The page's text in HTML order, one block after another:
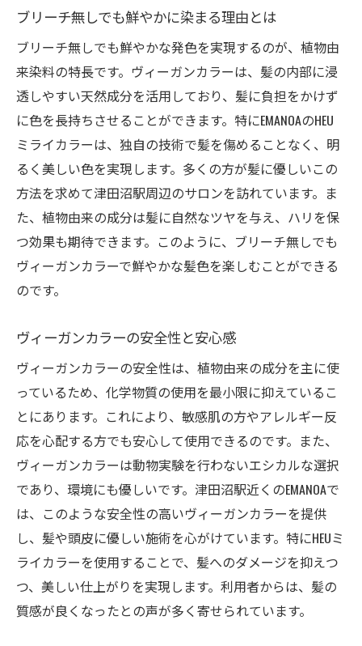
体験者の声を集めて
敏感肌でも安心！ヴィーガンカラーがもたらす
エコで健康的な美しさ
敏感肌に優しい成分の秘密
化学物質不使用の安心感
ヴィーガンカラーと地球環境保護
エコ志向のライフスタイル提案
肌トラブルを避ける選択肢
自然派志向の人におすすめの理由
EMANOAのHEUミライカラーで実現する自然な色合
自然な色合いを引き出す技術
髪の健康を守る成分
EMANOAのこだわりと信頼性
顧客の声から見える効果
健康的な髪を保つ秘訣
ヘアカラー革命！ブリーチ不要のヴィーガンカ
ラーで環境に優しい選択を
ヴィーガンカラーが変えるヘアカラーの常
識
環境に配慮した成分と製造過程
持続可能な美しさを選ぶ理由
ブリーチ無しでも鮮やかに染まる理由とは
ブリーチ無しでも鮮やかな発色を実現するのが、植物由
来染料の特長です。ヴィーガンカラーは、髪の内部に浸
透しやすい天然成分を活用しており、髪に負担をかけず
に色を長持ちさせることができます。特にEMANOAのHEU
ミライカラーは、独自の技術で髪を傷めることなく、明
るく美しい色を実現します。多くの方が髪に優しいこの
方法を求めて津田沼駅周辺のサロンを訪れています。ま
た、植物由来の成分は髪に自然なツヤを与え、ハリを保
つ効果も期待できます。このように、ブリーチ無しでも
ヴィーガンカラーで鮮やかな髪色を楽しむことができる
のです。
ヴィーガンカラーの安全性と安心感
ヴィーガンカラーの安全性は、植物由来の成分を主に使
っているため、化学物質の使用を最小限に抑えているこ
とにあります。これにより、敏感肌の方やアレルギー反
応を心配する方でも安心して使用できるのです。また、
ヴィーガンカラーは動物実験を行わないエシカルな選択
であり、環境にも優しいです。津田沼駅近くのEMANOAで
は、このような安全性の高いヴィーガンカラーを提供
し、髪や頭皮に優しい施術を心がけています。特にHEUミ
ライカラーを使用することで、髪へのダメージを抑えつ
つ、美しい仕上がりを実現します。利用者からは、髪の
質感が良くなったとの声が多く寄せられています。